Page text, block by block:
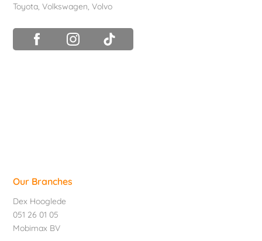
Toyota,Volkswagen,Volvo
Our Branches
Dex Hooglede
051 26 01 05
Mobimax BV